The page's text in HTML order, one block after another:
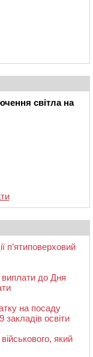
світла на
п’ятиповерховий
до Дня
на посаду
освіти
який